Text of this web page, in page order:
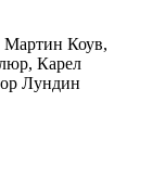
Мартин Коув,
Карел
Лундин